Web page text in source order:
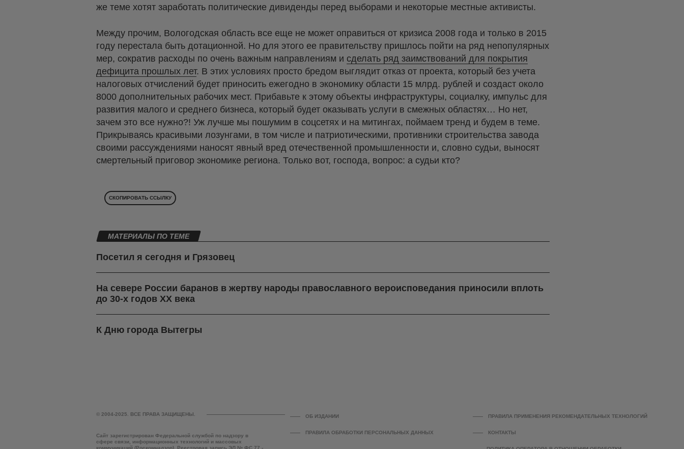
же теме хотят заработать политические дивиденды перед выборами и некоторые местные активисты.
Между прочим, Вологодская область все еще не может оправиться от кризиса 2008 года и только в 2015
году перестала быть дотационной. Но для этого ее правительству пришлось пойти на ряд непопулярных
мер, сократив расходы по очень важным направлениям и сделать ряд заимствований для покрытия
дефицита прошлых лет. В этих условиях просто бредом выглядит отказ от проекта, который без учета
налоговых отчислений будет приносить ежегодно в экономику области 15 млрд. рублей и создаст около
8000 дополнительных рабочих мест. Прибавьте к этому объекты инфраструктуры, социалку, импульс для
развития малого и среднего бизнеса, который будет оказывать услуги в смежных областях… Но нет,
зачем это все нужно?! Уж лучше мы пошумим в соцсетях и на митингах, поймаем тренд и будем в теме.
Прикрываясь красивыми лозунгами, в том числе и патриотическими, противники строительства завода
своими рассуждениями наносят явный вред отечественной промышленности и, словно судьи, выносят
смертельный приговор экономике региона. Только вот, господа, вопрос: а судьи кто?
СКОПИРОВАТЬ ССЫЛКУ
МАТЕРИАЛЫ ПО ТЕМЕ
Посетил я сегодня и Грязовец
На севере России баранов в жертву народы православного вероисповедания приносили вплоть
до 30-х годов ХХ века
К Дню города Вытегры
© 2004-2025. ВСЕ ПРАВА ЗАЩИЩЕНЫ.
Сайт зарегистрирован Федеральной службой по надзору в
сфере связи, информационных технологий и массовых
коммуникаций (Роскомнадзор). Реестровая запись ЭЛ № ФС 77 -
ОБ ИЗДАНИИ ПРАВИЛА ПРИМЕНЕНИЯ РЕКОМЕНДАТЕЛЬНЫХ ТЕХНОЛОГИЙ
ПРАВИЛА ОБРАБОТКИ ПЕРСОНАЛЬНЫХ ДАННЫХ КОНТАКТЫ